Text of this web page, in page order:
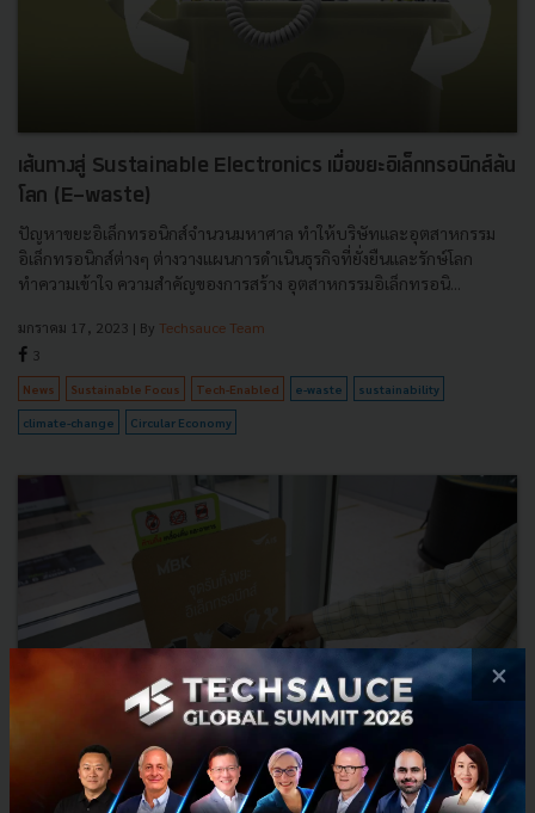
เส้นทางสู่ Sustainable Electronics เมื่อขยะอิเล็กทรอนิกส์ล้น
โลก (E-waste)
ปัญหาขยะอิเล็กทรอนิกส์จำนวนมหาศาล ทำให้บริษัทและอุตสาหกรรม
อิเล็กทรอนิกส์ต่างๆ ต่างวางแผนการดำเนินธุรกิจที่ยั่งยืนและรักษ์โลก
ทำความเข้าใจ ความสำคัญของการสร้าง อุตสาหกรรมอิเล็กทรอนิ...
มกราคม 17, 2023 | By Techsauce Team
3
News Sustainable Focus Tech-Enabled e-waste sustainability
climate-change Circular Economy
×